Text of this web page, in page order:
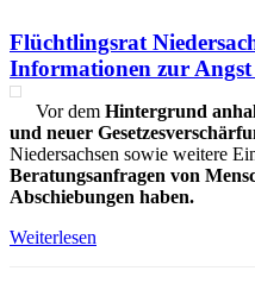
Flüchtlingsrat
Informationen zur
Vor dem Hintergrund
und neuer
Niedersachsen sowie weitere
Beratungsanfragen von
Abschiebungen haben.
Weiterlesen